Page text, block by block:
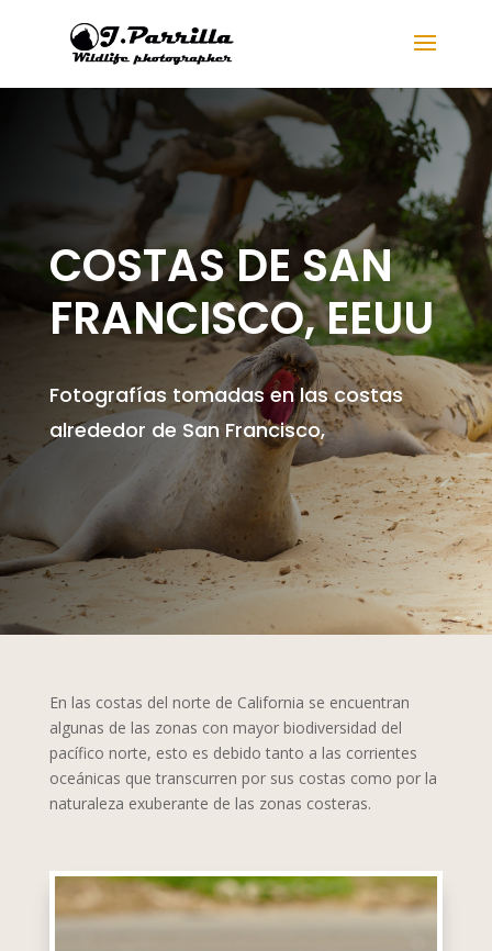
COSTAS DE SAN
FRANCISCO, EEUU
Fotografías tomadas en las costas
alrededor de San Francisco,
En las costas del norte de California se encuentran
algunas de las zonas con mayor biodiversidad del
pacífico norte, esto es debido tanto a las corrientes
oceánicas que transcurren por sus costas como por la
naturaleza exuberante de las zonas costeras.